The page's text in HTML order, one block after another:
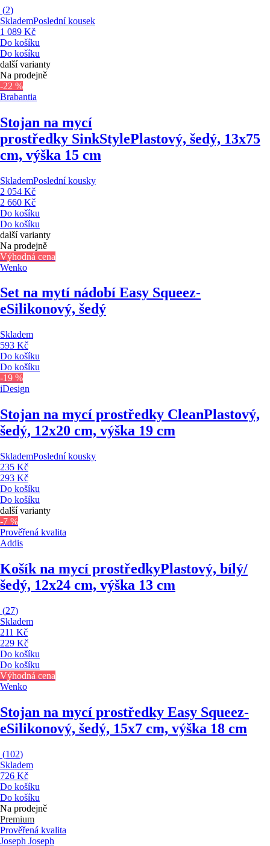
(2)
SklademPoslední kousek
1 089 Kč
Do košíku
Do košíku
další varianty
Na prodejně
-22 %
Brabantia
Stojan na mycí
prostředky SinkStylePlastový, šedý, 13x75
cm, výška 15 cm
SklademPoslední kousky
2 054 Kč
2 660 Kč
Do košíku
Do košíku
další varianty
Na prodejně
Výhodná cena
Wenko
Set na mytí nádobí Easy Squeez-
eSilikonový, šedý
Skladem
593 Kč
Do košíku
Do košíku
-19 %
iDesign
Stojan na mycí prostředky CleanPlastový,
šedý, 12x20 cm, výška 19 cm
SklademPoslední kousky
235 Kč
293 Kč
Do košíku
Do košíku
další varianty
-7 %
Prověřená kvalita
Addis
Košík na mycí prostředkyPlastový, bílý/
šedý, 12x24 cm, výška 13 cm
(27)
Skladem
211 Kč
229 Kč
Do košíku
Do košíku
Výhodná cena
Wenko
Stojan na mycí prostředky Easy Squeez-
eSilikonový, šedý, 15x7 cm, výška 18 cm
(102)
Skladem
726 Kč
Do košíku
Do košíku
Na prodejně
Premium
Prověřená kvalita
Joseph Joseph